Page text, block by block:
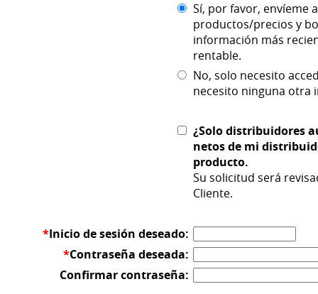
Sí, por favor, envíeme
productos/precios y
información más
rentable.
No, solo necesito
necesito ninguna otra
¿Solo distribuidores
netos de mi
producto.
Su solicitud será
Cliente.
*Inicio de sesión deseado:
*Contraseña deseada:
Confirmar contraseña: